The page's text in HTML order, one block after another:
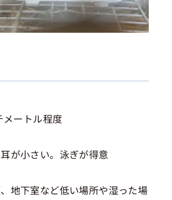
ートル程度
が小さい。泳ぎが得意
地下室など低い場所や湿った場